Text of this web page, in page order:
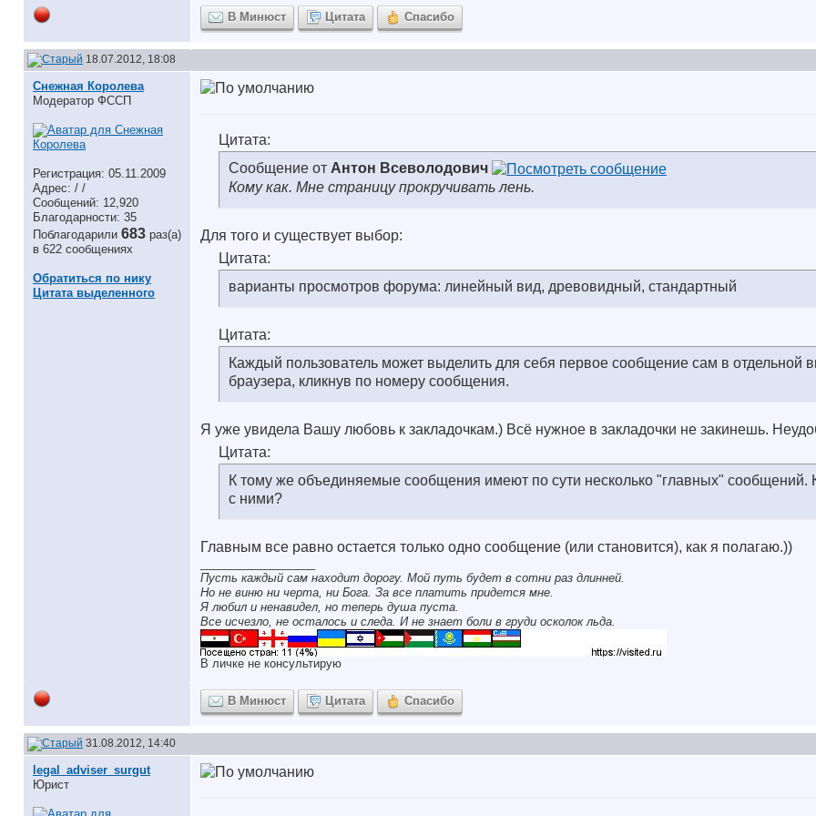
В Минюст Цитата Спасибо
18.07.2012, 18:08
Снежная Королева
Модератор ФССП
Регистрация: 05.11.2009
Адрес: / /
Сообщений: 12,920
Благодарности: 35
Поблагодарили 683 раз(а)
в 622 сообщениях
Обратиться по нику
Цитата выделенного
Цитата:
Сообщение от Антон Всеволодович
Кому как. Мне страницу прокручивать лень.
Для того и существует выбор:
Цитата:
варианты просмотров форума: линейный вид, древовидный, стандартный
Цитата:
Каждый пользователь может выделить для себя первое сообщение сам в отдельной
браузера, кликнув по номеру сообщения.
Я уже увидела Вашу любовь к закладочкам.) Всё нужное в закладочки не закинешь.
Цитата:
К тому же объединяемые сообщения имеют по сути несколько "главных" сообщений.
с ними?
Главным все равно остается только одно сообщение (или становится), как я полагаю.))
Пусть каждый сам находит дорогу. Мой путь будет в сотни раз длинней.
Но не виню ни черта, ни Бога. За все платить придется мне.
Я любил и ненавидел, но теперь душа пуста.
Все исчезло, не осталось и следа. И не знает боли в груди осколок льда.
В личке не консультирую
В Минюст Цитата Спасибо
31.08.2012, 14:40
legal_adviser_surgut
Юрист